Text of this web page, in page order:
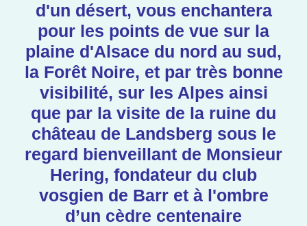
d'un désert, vous enchantera
pour les points de vue sur la
plaine d'Alsace du nord au sud,
la Forêt Noire, et par très bonne
visibilité‚ sur les Alpes ainsi
que par la visite de la ruine du
château de Landsberg sous le
regard bienveillant de Monsieur
Hering, fondateur du club
vosgien de Barr et à l'ombre
d’un cèdre centenaire